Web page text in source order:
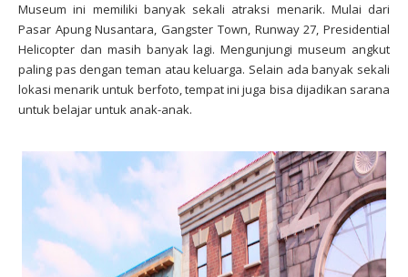
Museum ini memiliki banyak sekali atraksi menarik. Mulai dari
Pasar Apung Nusantara, Gangster Town, Runway 27, Presidential
Helicopter dan masih banyak lagi. Mengunjungi museum angkut
paling pas dengan teman atau keluarga. Selain ada banyak sekali
lokasi menarik untuk berfoto, tempat ini juga bisa dijadikan sarana
untuk belajar untuk anak-anak.